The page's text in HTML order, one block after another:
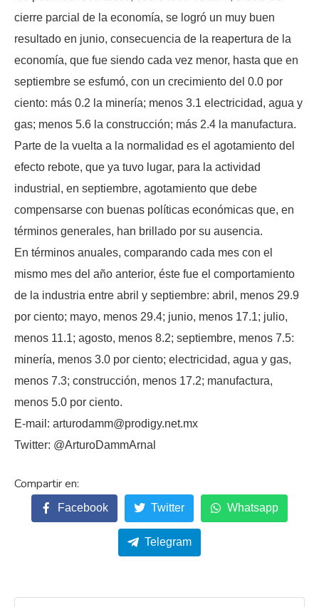
cierre parcial de la economía, se logró un muy buen
resultado en junio, consecuencia de la reapertura de la
economía, que fue siendo cada vez menor, hasta que en
septiembre se esfumó, con un crecimiento del 0.0 por
ciento: más 0.2 la minería; menos 3.1 electricidad, agua y
gas; menos 5.6 la construcción; más 2.4 la manufactura.
Parte de la vuelta a la normalidad es el agotamiento del
efecto rebote, que ya tuvo lugar, para la actividad
industrial, en septiembre, agotamiento que debe
compensarse con buenas políticas económicas que, en
términos generales, han brillado por su ausencia.
En términos anuales, comparando cada mes con el
mismo mes del año anterior, éste fue el comportamiento
de la industria entre abril y septiembre: abril, menos 29.9
por ciento; mayo, menos 29.4; junio, menos 17.1; julio,
menos 11.1; agosto, menos 8.2; septiembre, menos 7.5:
minería, menos 3.0 por ciento; electricidad, agua y gas,
menos 7.3; construcción, menos 17.2; manufactura,
menos 5.0 por ciento.
E-mail: arturodamm@prodigy.net.mx
Twitter: @ArturoDammArnal
Facebook Twitter Whatsapp
Telegram